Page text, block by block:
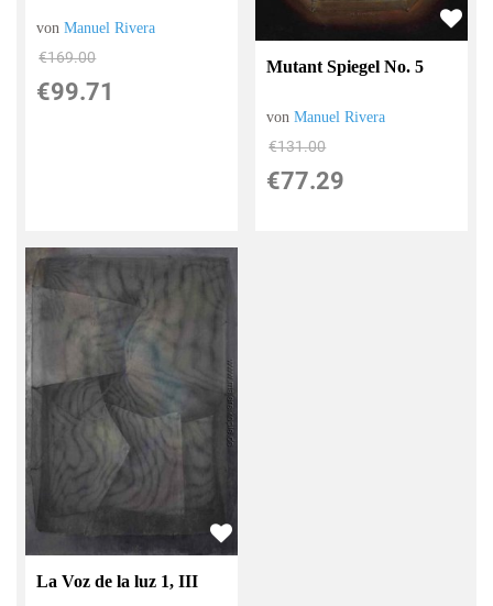
vonManuel Rivera
€169.00
€99.71
Mutant Spiegel No. 5
vonManuel Rivera
€131.00
€77.29
La Voz de la luz 1, III